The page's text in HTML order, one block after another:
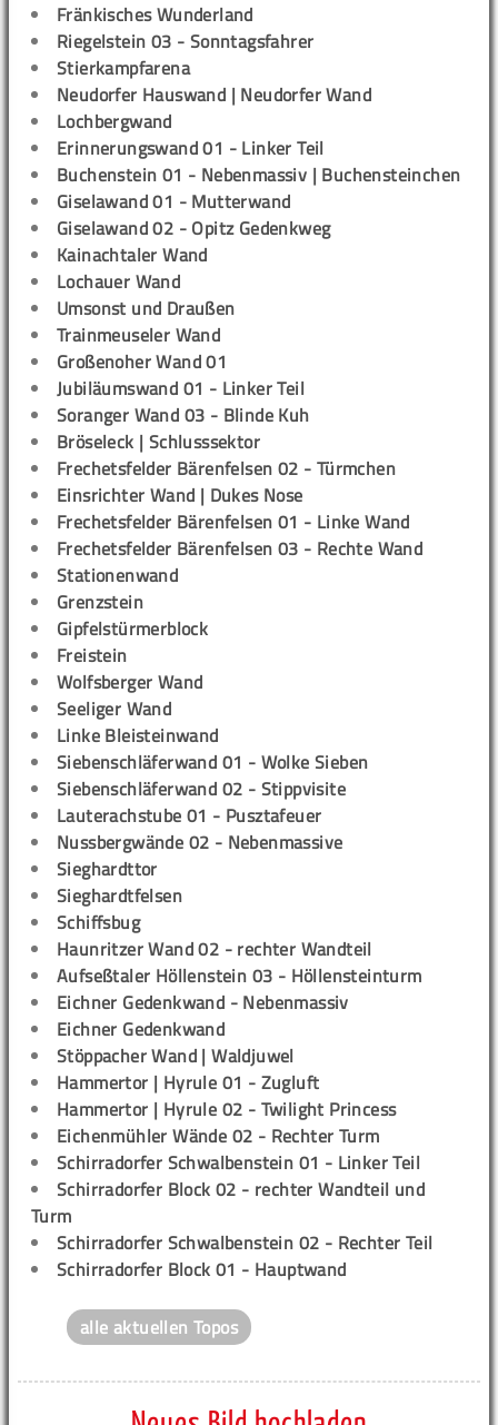
Fränkisches Wunderland
Riegelstein 03 - Sonntagsfahrer
Stierkampfarena
Neudorfer Hauswand | Neudorfer Wand
Lochbergwand
Erinnerungswand 01 - Linker Teil
Buchenstein 01 - Nebenmassiv | Buchensteinchen
Giselawand 01 - Mutterwand
Giselawand 02 - Opitz Gedenkweg
Kainachtaler Wand
Lochauer Wand
Umsonst und Draußen
Trainmeuseler Wand
Großenoher Wand 01
Jubiläumswand 01 - Linker Teil
Soranger Wand 03 - Blinde Kuh
Bröseleck | Schlusssektor
Frechetsfelder Bärenfelsen 02 - Türmchen
Einsrichter Wand | Dukes Nose
Frechetsfelder Bärenfelsen 01 - Linke Wand
Frechetsfelder Bärenfelsen 03 - Rechte Wand
Stationenwand
Grenzstein
Gipfelstürmerblock
Freistein
Wolfsberger Wand
Seeliger Wand
Linke Bleisteinwand
Siebenschläferwand 01 - Wolke Sieben
Siebenschläferwand 02 - Stippvisite
Lauterachstube 01 - Pusztafeuer
Nussbergwände 02 - Nebenmassive
Sieghardttor
Sieghardtfelsen
Schiffsbug
Haunritzer Wand 02 - rechter Wandteil
Aufseßtaler Höllenstein 03 - Höllensteinturm
Eichner Gedenkwand - Nebenmassiv
Eichner Gedenkwand
Stöppacher Wand | Waldjuwel
Hammertor | Hyrule 01 - Zugluft
Hammertor | Hyrule 02 - Twilight Princess
Eichenmühler Wände 02 - Rechter Turm
Schirradorfer Schwalbenstein 01 - Linker Teil
Schirradorfer Block 02 - rechter Wandteil und
Turm
Schirradorfer Schwalbenstein 02 - Rechter Teil
Schirradorfer Block 01 - Hauptwand
alle aktuellen Topos